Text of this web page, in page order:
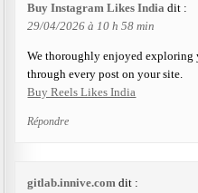
Buy Instagram Likes India dit :
29/04/2026 à 10 h 58 min
We thoroughly enjoyed exploring
through every post on your site.
Buy Reels Likes India
Répondre
gitlab.innive.com dit :